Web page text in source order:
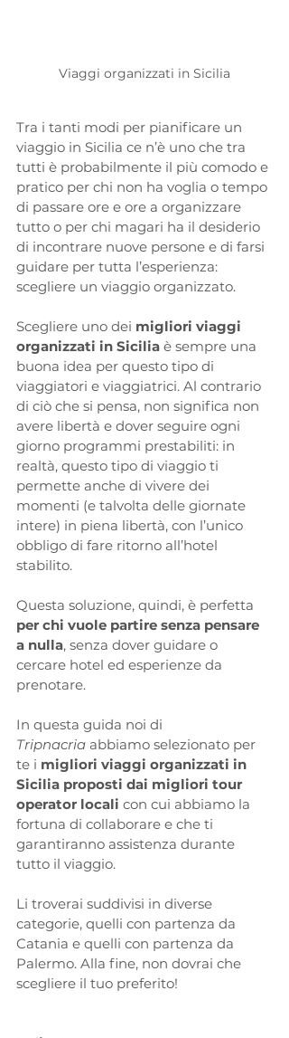
Viaggi organizzati in Sicilia
Tra i tanti modi per pianificare un
viaggio in Sicilia ce n’è uno che tra
tutti è probabilmente il più comodo e
pratico per chi non ha voglia o tempo
di passare ore e ore a organizzare
tutto o per chi magari ha il desiderio
di incontrare nuove persone e di farsi
guidare per tutta l’esperienza:
scegliere un viaggio organizzato.
Scegliere uno dei migliori viaggi
organizzati in Sicilia è sempre una
buona idea per questo tipo di
viaggiatori e viaggiatrici. Al contrario
di ciò che si pensa, non significa non
avere libertà e dover seguire ogni
giorno programmi prestabiliti: in
realtà, questo tipo di viaggio ti
permette anche di vivere dei
momenti (e talvolta delle giornate
intere) in piena libertà, con l’unico
obbligo di fare ritorno all’hotel
stabilito.
Questa soluzione, quindi, è perfetta
per chi vuole partire senza pensare
a nulla, senza dover guidare o
cercare hotel ed esperienze da
prenotare.
In questa guida noi di
Tripnacria abbiamo selezionato per
te i migliori viaggi organizzati in
Sicilia proposti dai migliori tour
operator locali con cui abbiamo la
fortuna di collaborare e che ti
garantiranno assistenza durante
tutto il viaggio.
Li troverai suddivisi in diverse
categorie, quelli con partenza da
Catania e quelli con partenza da
Palermo. Alla fine, non dovrai che
scegliere il tuo preferito!